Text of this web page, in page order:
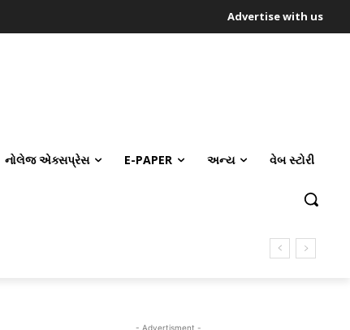
Advertise with us
નોલેજ એક્સપ્રેસ E-PAPER અન્ય વેબ સ્ટોરી
- Advertisment -